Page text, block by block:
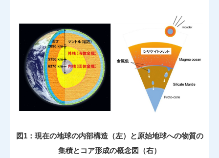
図1：現在の地球の内部構造（左）と原始地球への物質の
集積とコア形成の概念図（右）